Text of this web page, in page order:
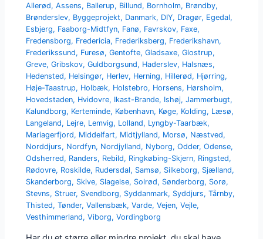
Allerød,Assens, Ballerup, Billund, Bornholm, Brøndby,
Brønderslev, Byggeprojekt, Danmark, DIY, Dragør, Egedal,
Esbjerg, Faaborg-Midtfyn, Fanø, Favrskov, Faxe,
Fredensborg, Fredericia, Frederiksberg, Frederikshavn,
Frederikssund, Furesø,Gentofte,Gladsaxe,Glostrup,
Greve,Gribskov,Guldborgsund, Haderslev, Halsnæs,
Hedensted, Helsingør, Herlev, Herning, Hillerød, Hjørring,
Høje-Taastrup, Holbæk, Holstebro, Horsens, Hørsholm,
Hovedstaden, Hvidovre, Ikast-Brande, Ishøj,Jammerbugt,
Kalundborg, Kerteminde, København, Køge, Kolding, Læsø,
Langeland, Lejre, Lemvig, Lolland, Lyngby-Taarbæk,
Mariagerfjord, Middelfart, Midtjylland, Morsø, Næstved,
Norddjurs, Nordfyn, Nordjylland, Nyborg,Odder,Odense,
Odsherred, Randers, Rebild, Ringkøbing-Skjern, Ringsted,
Rødovre, Roskilde, Rudersdal, Samsø, Silkeborg, Sjælland,
Skanderborg, Skive, Slagelse, Solrød, Sønderborg, Sorø,
Stevns, Struer, Svendborg, Syddanmark, Syddjurs,Tårnby,
Thisted,Tønder,Vallensbæk,Varde,Vejen,Vejle,
Vesthimmerland,Viborg,Vordingborg